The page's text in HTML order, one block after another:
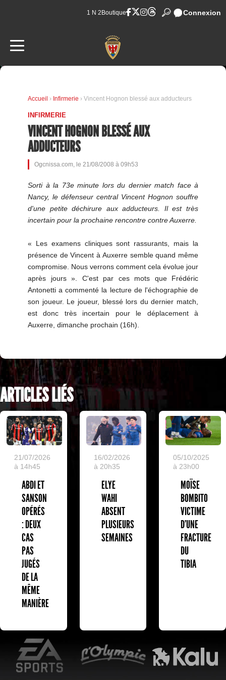
1 N 2 Boutique Connexion
Accueil › Infirmerie › Vincent Hognon blessé aux adducteurs
INFIRMERIE
VINCENT HOGNON BLESSÉ AUX
ADDUCTEURS
Ogcnissa.com, le 21/08/2008 à 09h53
Sorti à la 73e minute lors du dernier match face à
Nancy, le défenseur central Vincent Hognon souffre
d'une petite déchirure aux adducteurs. Il est très
incertain pour la prochaine rencontre contre Auxerre.
« Les examens cliniques sont rassurants, mais la
présence de Vincent à Auxerre semble quand même
compromise. Nous verrons comment cela évolue jour
après jours ». C'est par ces mots que Frédéric
Antonetti a commenté la lecture de l'échographie de
son joueur. Le joueur, blessé lors du dernier match,
est donc très incertain pour le déplacement à
Auxerre, dimanche prochain (16h).
ARTICLES LIÉS
21/07/2026
à 14h45
ABDI ET
SANSON
OPÉRÉS
: DEUX
CAS
PAS
JUGÉS
DE LA
MÊME
MANIÈRE
16/02/2026
à 20h35
ELYE
WAHI
ABSENT
PLUSIEURS
SEMAINES
05/10/2025
à 23h00
MOÏSE
BOMBITO
VICTIME
D'UNE
FRACTURE
DU
TIBIA
EA Sports